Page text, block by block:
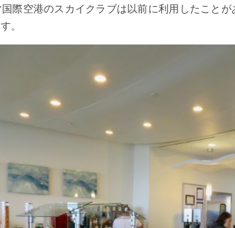
際空港のスカイクラブは以前に利用したこと
。